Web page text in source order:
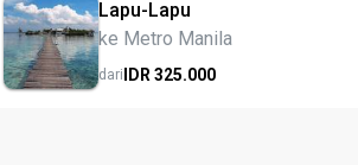
Lapu-Lapu
ke Metro Manila
dariIDR325.000